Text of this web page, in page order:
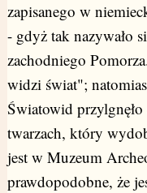
zapisanego w
- gdyż tak nazywało
zachodniego
widzi świat";
Światowid przylgnęło
twarzach, który
jest w Muzeum
prawdopodobne, że